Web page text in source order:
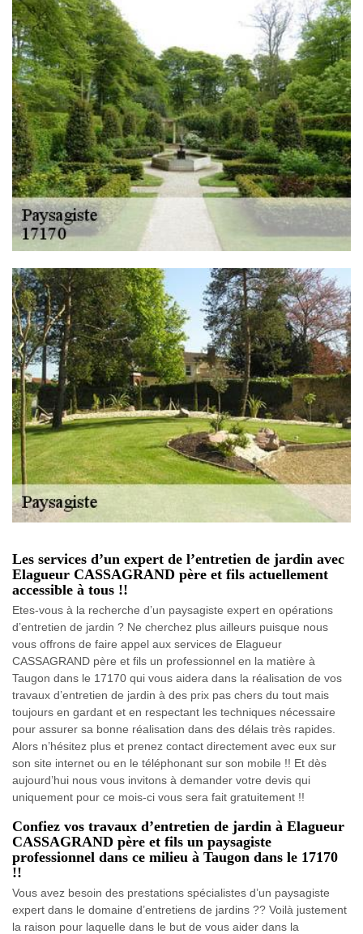
Les services d’un expert de l’entretien de jardin avec
Elagueur CASSAGRAND père et fils actuellement
accessible à tous !!
Etes-vous à la recherche d’un paysagiste expert en opérations
d’entretien de jardin ? Ne cherchez plus ailleurs puisque nous
vous offrons de faire appel aux services de Elagueur
CASSAGRAND père et fils un professionnel en la matière à
Taugon dans le 17170 qui vous aidera dans la réalisation de vos
travaux d’entretien de jardin à des prix pas chers du tout mais
toujours en gardant et en respectant les techniques nécessaire
pour assurer sa bonne réalisation dans des délais très rapides.
Alors n’hésitez plus et prenez contact directement avec eux sur
son site internet ou en le téléphonant sur son mobile !! Et dès
aujourd’hui nous vous invitons à demander votre devis qui
uniquement pour ce mois-ci vous sera fait gratuitement !!
Confiez vos travaux d’entretien de jardin à Elagueur
CASSAGRAND père et fils un paysagiste
professionnel dans ce milieu à Taugon dans le 17170
!!
Vous avez besoin des prestations spécialistes d’un paysagiste
expert dans le domaine d’entretiens de jardins ?? Voilà justement
la raison pour laquelle dans le but de vous aider dans la